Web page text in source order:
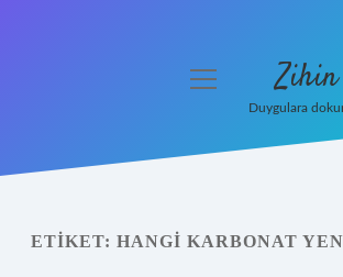
Yasal Uyarı
menüyü
Zihin
Duygulara
ETIKET: HANGI KARBONAT